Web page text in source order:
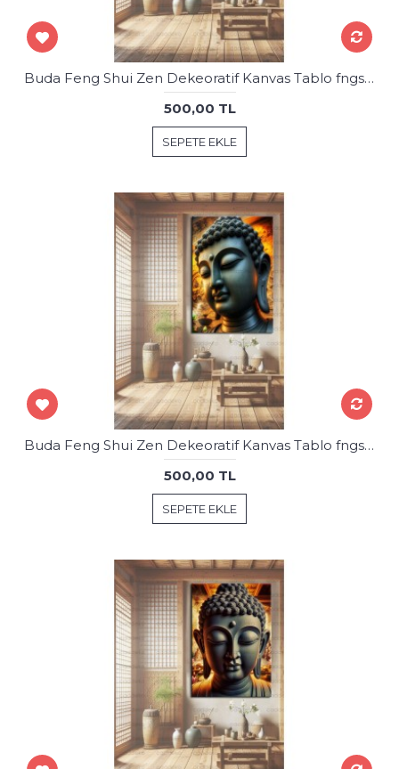
Buda Feng Shui Zen Dekeoratif Kanvas Tablo fngs29
500,00 TL
SEPETE EKLE
Buda Feng Shui Zen Dekeoratif Kanvas Tablo fngs30
500,00 TL
SEPETE EKLE